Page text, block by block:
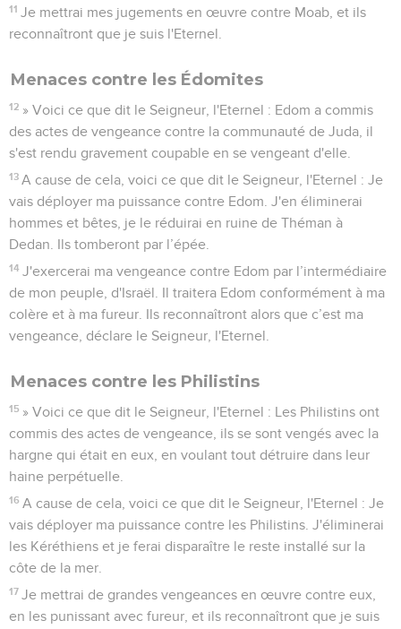
11 Je mettrai mes jugements en œuvre contre Moab, et ils
reconnaîtront que je suis l'Eternel.
Menaces contre les Édomites
12 » Voici ce que dit le Seigneur, l'Eternel : Edom a commis
des actes de vengeance contre la communauté de Juda, il
s'est rendu gravement coupable en se vengeant d'elle.
13 A cause de cela, voici ce que dit le Seigneur, l'Eternel : Je
vais déployer ma puissance contre Edom. J'en éliminerai
hommes et bêtes, je le réduirai en ruine de Théman à
Dedan. Ils tomberont par l’épée.
14 J'exercerai ma vengeance contre Edom par l’intermédiaire
de mon peuple, d'Israël. Il traitera Edom conformément à ma
colère et à ma fureur. Ils reconnaîtront alors que c’est ma
vengeance, déclare le Seigneur, l'Eternel.
Menaces contre les Philistins
15 » Voici ce que dit le Seigneur, l'Eternel : Les Philistins ont
commis des actes de vengeance, ils se sont vengés avec la
hargne qui était en eux, en voulant tout détruire dans leur
haine perpétuelle.
16 A cause de cela, voici ce que dit le Seigneur, l'Eternel : Je
vais déployer ma puissance contre les Philistins. J'éliminerai
les Kéréthiens et je ferai disparaître le reste installé sur la
côte de la mer.
17 Je mettrai de grandes vengeances en œuvre contre eux,
en les punissant avec fureur, et ils reconnaîtront que je suis